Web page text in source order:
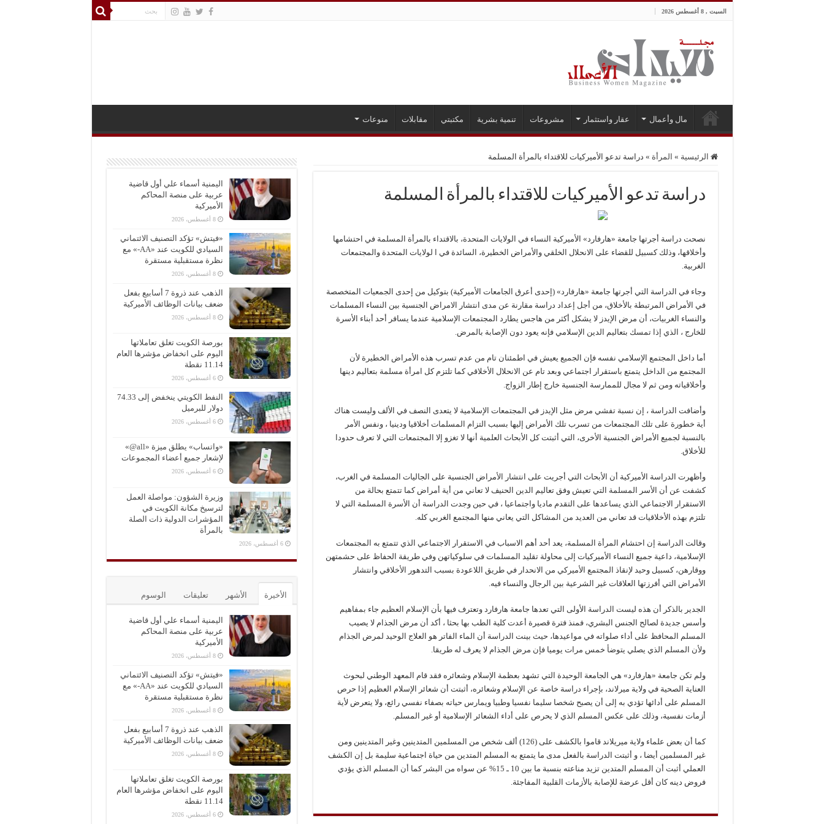
السبت , 8 أغسطس 2026
مال وأعمال عقار واستثمار مشروعات تنمية بشرية مكتبتي مقابلات منوعات
الرئيسية » المرأة » دراسة تدعو الأميركيات للاقتداء بالمرأة المسلمة
دراسة تدعو الأميركيات للاقتداء بالمرأة المسلمة
نصحت دراسة أجرتها جامعة «هارفارد» الأميركية النساء في الولايات المتحدة، بالاقتداء بالمرأة المسلمة في احتشامها
وأخلاقها، وذلك كسبيل للقضاء على الانحلال الخلقي والأمراض الخطيرة، السائدة في ا لولايات المتحدة والمجتمعات
الغربية.
وجاء في الدراسة التي أجرتها جامعة «هارفارد» (إحدى أعرق الجامعات الأميركية) بتوكيل من إحدى الجمعيات المتخصصة
في الأمراض المرتبطة بالأخلاق، من أجل إعداد دراسة مقارنة عن مدى انتشار الامراض الجنسية بين النساء المسلمات
والنساء الغربيات، أن مرض الإيدز لا يشكل أكثر من هاجس يطارد المجتمعات الإسلامية عندما يسافر أحد أبناء الأسرة
للخارج ، الذي إذا تمسك بتعاليم الدين الإسلامي فإنه يعود دون الإصابة بالمرض.
أما داخل المجتمع الإسلامي نفسه فإن الجميع يعيش في اطمئنان تام من عدم تسرب هذه الأمراض الخطيرة لأن
المجتمع من الداخل يتمتع باستقرار اجتماعي وبعد تام عن الانحلال الأخلاقي كما تلتزم كل امرأة مسلمة بتعاليم دينها
وأخلاقياته ومن ثم لا مجال للممارسة الجنسية خارج إطار الزواج.
وأضافت الدراسة ، إن نسبة تفشي مرض مثل الإيدز في المجتمعات الإسلامية لا يتعدى النصف في الألف وليست هناك
أية خطورة على تلك المجتمعات من تسرب تلك الأمراض إليها بسبب التزام المسلمات أخلاقيا ودينيا ، ونفس الأمر
بالنسبة لجميع الأمراض الجنسية الأخرى، التي أثبتت كل الأبحاث العلمية أنها لا تغزو إلا المجتمعات التي لا تعرف حدودا
للأخلاق.
وأظهرت الدراسة الأميركية أن الأبحاث التي أجريت على انتشار الأمراض الجنسية على الجاليات المسلمة في الغرب،
كشفت عن أن الأسر المسلمة التي تعيش وفق تعاليم الدين الحنيف لا تعاني من أية أمراض كما تتمتع بحالة من
الاستقرار الاجتماعي الذي يساعدها على التقدم ماديا واجتماعيا ، في حين وجدت الدراسة أن الأسرة المسلمة التي لا
تلتزم بهذه الأخلاقيات قد تعاني من العديد من المشاكل التي يعاني منها المجتمع الغربي كله.
وقالت الدراسة إن احتشام المرأة المسلمة، يعد أحد أهم الاسباب في الاستقرار الاجتماعي الذي تتمتع به المجتمعات
الإسلامية، داعية جميع النساء الأميركيات إلى محاولة تقليد المسلمات في سلوكياتهن وفي طريقة الحفاظ على حشمتهن
ووقارهن، كسبيل وحيد لإنقاذ المجتمع الأميركي من الانحدار في طريق اللاعودة بسبب التدهور الأخلاقي وانتشار
الأمراض التي أفرزتها العلاقات غير الشرعية بين الرجال والنساء فيه.
الجدير بالذكر أن هذه ليست الدراسة الأولى التي تعدها جامعة هارفارد وتعترف فيها بأن الإسلام العظيم جاء بمفاهيم
وأسس جديدة لصالح الجنس البشري، فمنذ فترة قصيرة أعدت كلية الطب بها بحثا ، أكد أن مرض الجذام لا يصيب
المسلم المحافظ على أداء صلواته في مواعيدها، حيث بينت الدراسة أن الماء الفاتر هو العلاج الوحيد لمرض الجذام
ولأن المسلم الذي يصلي يتوضأ خمس مرات يوميا فإن مرض الجذام لا يعرف له طريقا.
ولم تكن جامعة «هارفارد» هي الجامعة الوحيدة التي تشهد بعظمة الإسلام وشعائره فقد قام المعهد الوطني لبحوث
العناية الصحية في ولاية ميرلاند، بإجراء دراسة خاصة عن الإسلام وشعائره، أثبتت أن شعائر الإسلام العظيم إذا حرص
المسلم على أدائها تؤدي به إلى أن يصبح شخصا سليما نفسيا وطبيا ويمارس حياته بصفاء نفسي رائع، ولا يتعرض لأية
أزمات نفسية، وذلك على عكس المسلم الذي لا يحرص على أداء الشعائر الإسلامية أو غير المسلم.
كما أن بعض علماء ولاية ميريلاند قاموا بالكشف على (126) ألف شخص من المسلمين المتدينين وغير المتدينين ومن
غير المسلمين أيضا ، و أثبتت الدراسة بالفعل مدى ما يتمتع به المسلم المتدين من حياة اجتماعية سليمة بل إن الكشف
العملي أثبت أن المسلم المتدين تزيد مناعته بنسبة ما بين 10 ـ 15% عن سواه من البشر كما أن المسلم الذي يؤدي
فروض دينه كان أقل عرضة للإصابة بالأزمات القلبية المفاجئة.
اليمنية أسماء علي أول قاضية
عربية على منصة المحاكم
الأميركية
8 أغسطس، 2026
«فيتش» تؤكد التصنيف الائتماني
السيادي للكويت عند «AA-» مع
نظرة مستقبلية مستقرة
8 أغسطس، 2026
الذهب عند ذروة 7 أسابيع بفعل
ضعف بيانات الوظائف الأميركية
8 أغسطس، 2026
بورصة الكويت تغلق تعاملاتها
اليوم على انخفاض مؤشرها العام
11.14 نقطة
6 أغسطس، 2026
النفط الكويتي ينخفض إلى 74.33
دولار للبرميل
6 أغسطس، 2026
«واتساب» يطلق ميزة «all@»
لإشعار جميع أعضاء المجموعات
6 أغسطس، 2026
وزيرة الشؤون: مواصلة العمل
لترسيخ مكانة الكويت في
المؤشرات الدولية ذات الصلة
بالمرأة
6 أغسطس، 2026
الأخيرة الأشهر تعليقات الوسوم
اليمنية أسماء علي أول قاضية
عربية على منصة المحاكم
الأميركية
8 أغسطس، 2026
«فيتش» تؤكد التصنيف الائتماني
السيادي للكويت عند «AA-» مع
نظرة مستقبلية مستقرة
8 أغسطس، 2026
الذهب عند ذروة 7 أسابيع بفعل
ضعف بيانات الوظائف الأميركية
8 أغسطس، 2026
بورصة الكويت تغلق تعاملاتها
اليوم على انخفاض مؤشرها العام
11.14 نقطة
6 أغسطس، 2026